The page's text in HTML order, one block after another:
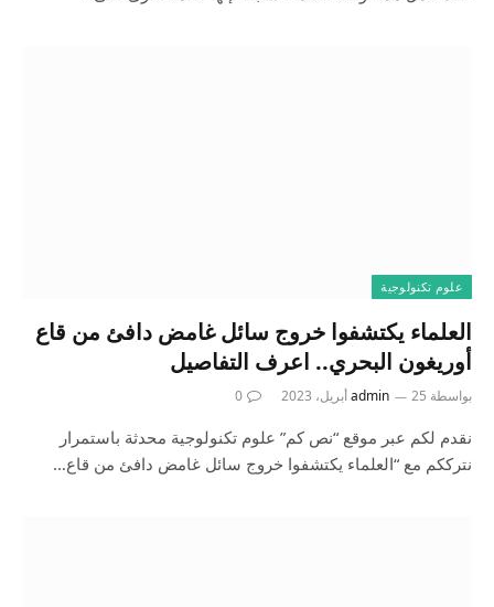
علوم تكنولوجية
العلماء يكتشفوا خروج سائل غامض دافئ من قاع
أوريغون البحري.. اعرف التفاصيل
بواسطة admin 25 أبريل، 2023 0
نقدم لكم عبر موقع “نص كم” علوم تكنولوجية محدثة باستمرار
نترككم مع “العلماء يكتشفوا خروج سائل غامض دافئ من قاع…